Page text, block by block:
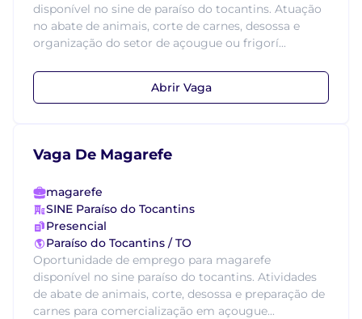
disponível no sine de paraíso do tocantins. Atuação
no abate de animais, corte de carnes, desossa e
organização do setor de açougue ou frigorí...
Abrir Vaga
Vaga De Magarefe
magarefe
SINE Paraíso do Tocantins
Presencial
Paraíso do Tocantins / TO
Oportunidade de emprego para magarefe
disponível no sine paraíso do tocantins. Atividades
de abate de animais, corte, desossa e preparação de
carnes para comercialização em açougue...